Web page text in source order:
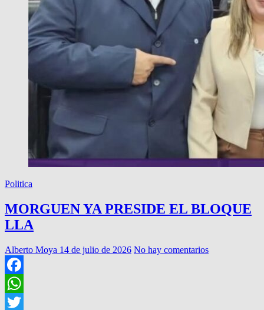
Politica
MORGUEN YA PRESIDE EL BLOQUE
LLA
Alberto Moya 14 de julio de 2026 No hay comentarios
Facebook
WhatsApp